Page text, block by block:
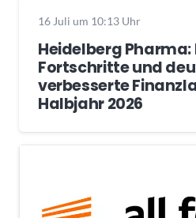
16 Juli um 10:13 Uhr
Heidelberg Pharma:
Fortschritte und
verbesserte
Halbjahr 2026